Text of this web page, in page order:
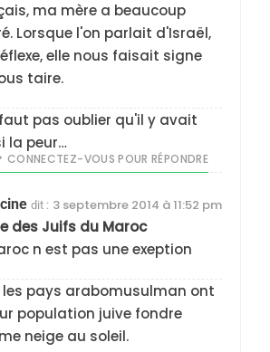
ma mère a beaucoup
Lorsque l'on parlait d'Israël,
elle nous faisait signe
taire.
pas oublier qu'il y avait
la peur…
CONNECTEZ-VOUS POUR RÉPONDRE
dit : 3 septembre 2014 à 11:52 pm
des Juifs du Maroc
n est pas une exeption
pays arabomusulman ont
population juive fondre
neige au soleil.